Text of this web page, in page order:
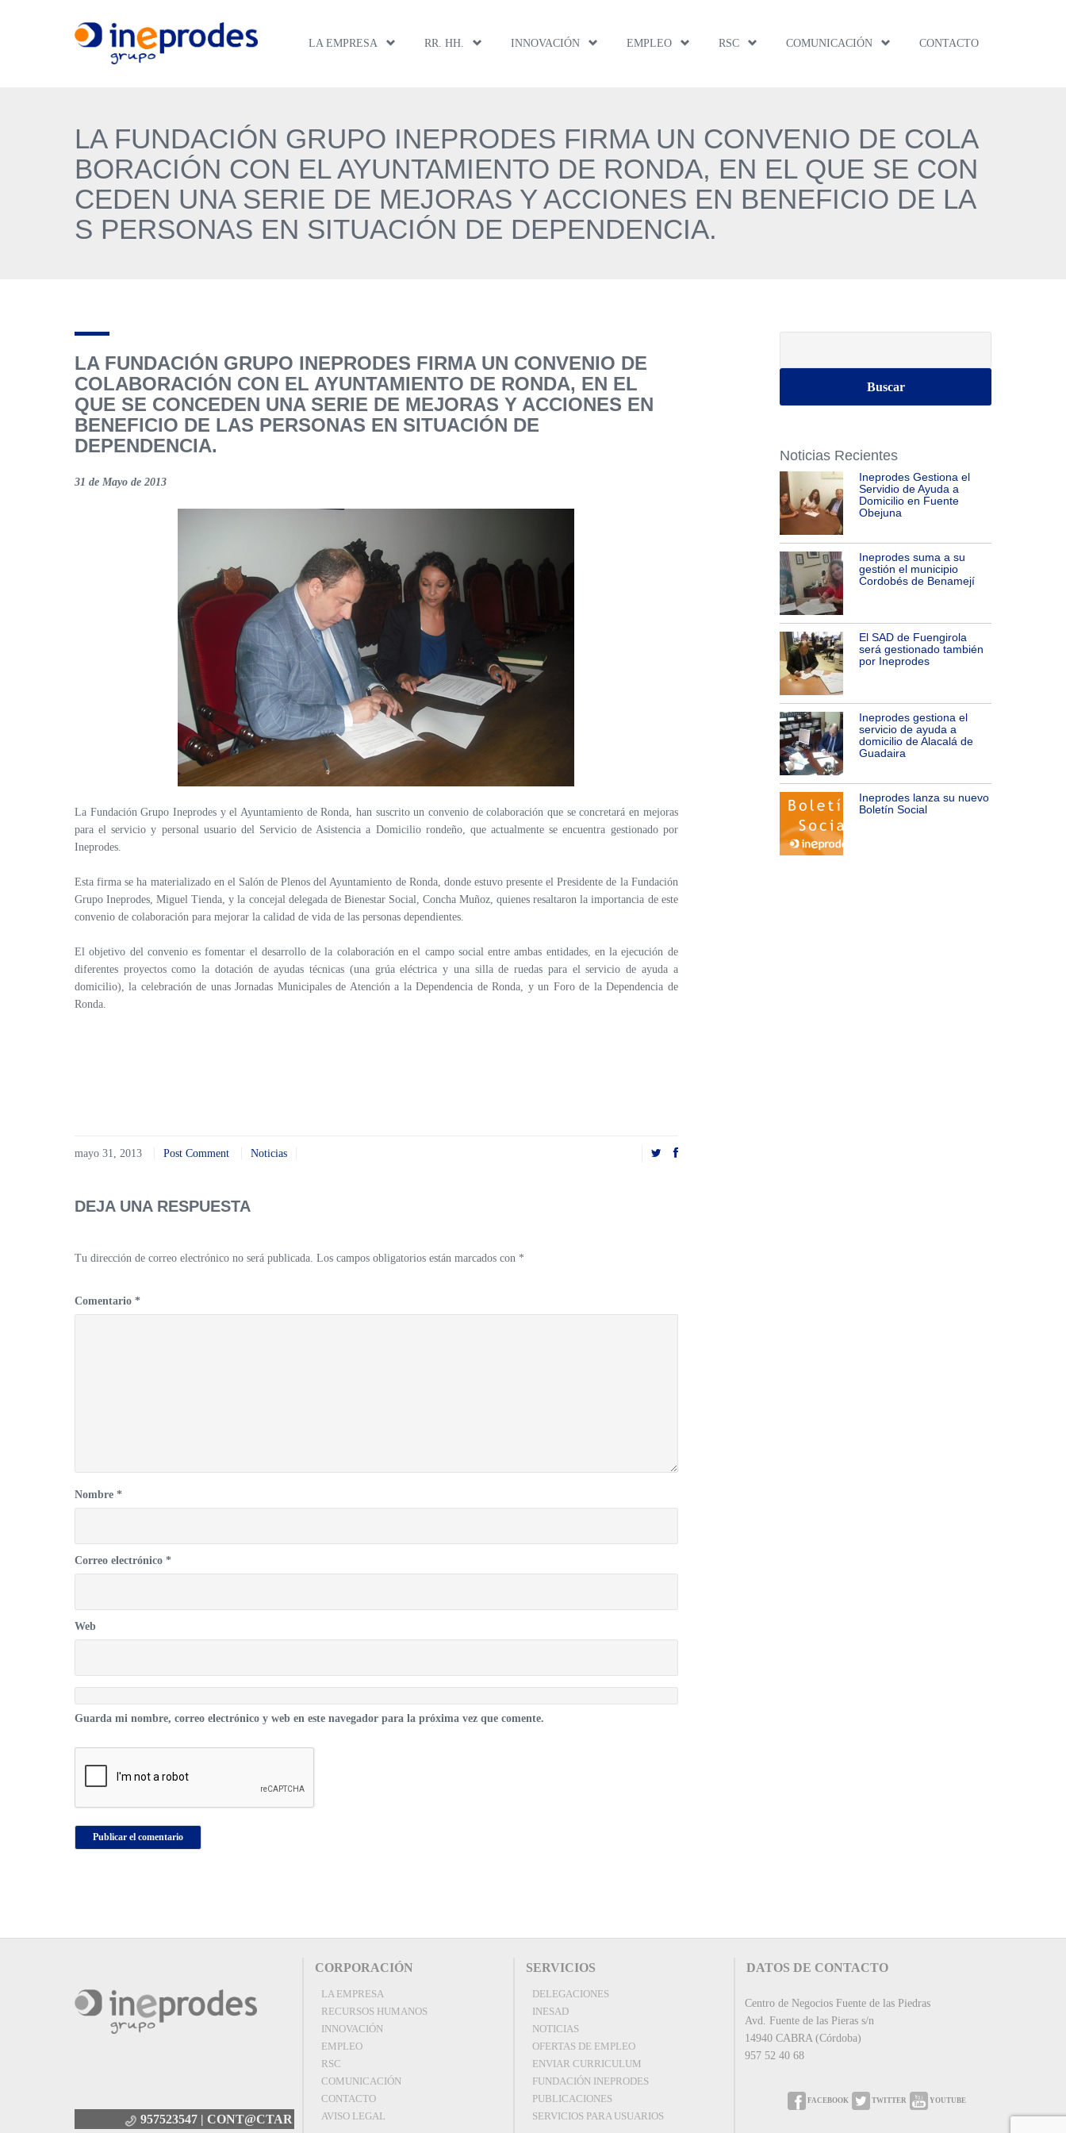
LA EMPRESA RR. HH. INNOVACIÓN EMPLEO RSC COMUNICACIÓN CONTACTO
LA FUNDACIÓN GRUPO INEPRODES FIRMA UN CONVENIO DE COLA
BORACIÓN CON EL AYUNTAMIENTO DE RONDA, EN EL QUE SE CON
CEDEN UNA SERIE DE MEJORAS Y ACCIONES EN BENEFICIO DE LA
S PERSONAS EN SITUACIÓN DE DEPENDENCIA.
LA FUNDACIÓN GRUPO INEPRODES FIRMA UN CONVENIO DE
COLABORACIÓN CON EL AYUNTAMIENTO DE RONDA, EN EL
QUE SE CONCEDEN UNA SERIE DE MEJORAS Y ACCIONES EN
BENEFICIO DE LAS PERSONAS EN SITUACIÓN DE
DEPENDENCIA.
31 de Mayo de 2013
La Fundación Grupo Ineprodes y el Ayuntamiento de Ronda, han suscrito un convenio de colaboración que se concretará en mejoras
para el servicio y personal usuario del Servicio de Asistencia a Domicilio rondeño, que actualmente se encuentra gestionado por
Ineprodes.
Esta firma se ha materializado en el Salón de Plenos del Ayuntamiento de Ronda, donde estuvo presente el Presidente de la Fundación
Grupo Ineprodes, Miguel Tienda, y la concejal delegada de Bienestar Social, Concha Muñoz, quienes resaltaron la importancia de este
convenio de colaboración para mejorar la calidad de vida de las personas dependientes.
El objetivo del convenio es fomentar el desarrollo de la colaboración en el campo social entre ambas entidades, en la ejecución de
diferentes proyectos como la dotación de ayudas técnicas (una grúa eléctrica y una silla de ruedas para el servicio de ayuda a
domicilio), la celebración de unas Jornadas Municipales de Atención a la Dependencia de Ronda, y un Foro de la Dependencia de
Ronda.
mayo 31, 2013 Post Comment Noticias
DEJA UNA RESPUESTA
Tu dirección de correo electrónico no será publicada. Los campos obligatorios están marcados con *
Comentario *
Nombre *
Correo electrónico *
Web
Guarda mi nombre, correo electrónico y web en este navegador para la próxima vez que comente.
Noticias Recientes
Ineprodes Gestiona el
Servidio de Ayuda a
Domicilio en Fuente
Obejuna
Ineprodes suma a su
gestión el municipio
Cordobés de Benamejí
El SAD de Fuengirola
será gestionado también
por Ineprodes
Ineprodes gestiona el
servicio de ayuda a
domicilio de Alacalá de
Guadaira
Ineprodes lanza su nuevo
Boletín Social
957523547 | CONT@CTAR
CORPORACIÓN
LA EMPRESA
RECURSOS HUMANOS
INNOVACIÓN
EMPLEO
RSC
COMUNICACIÓN
CONTACTO
AVISO LEGAL
SERVICIOS
DELEGACIONES
INESAD
NOTICIAS
OFERTAS DE EMPLEO
ENVIAR CURRICULUM
FUNDACIÓN INEPRODES
PUBLICACIONES
SERVICIOS PARA USUARIOS
DATOS DE CONTACTO
Centro de Negocios Fuente de las Piedras
Avd. Fuente de las Pieras s/n
14940 CABRA (Córdoba)
957 52 40 68
FACEBOOK TWITTER YOUTUBE